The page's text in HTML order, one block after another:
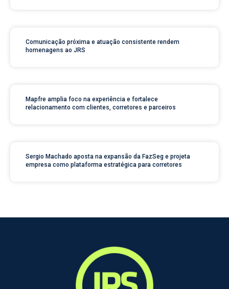
Comunicação próxima e atuação consistente rendem
homenagens ao JRS
Mapfre amplia foco na experiência e fortalece
relacionamento com clientes, corretores e parceiros
Sergio Machado aposta na expansão da FazSeg e projeta
empresa como plataforma estratégica para corretores